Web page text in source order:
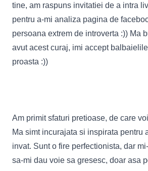
tine, am raspuns invitatiei de a intra
pentru a-mi analiza pagina de
persoana extrem de introverta :)) Ma
avut acest curaj, imi accept
proasta :))
Am primit sfaturi pretioase, de care
Ma simt incurajata si inspirata pentru
invat. Sunt o fire perfectionista, dar
sa-mi dau voie sa gresesc, doar asa